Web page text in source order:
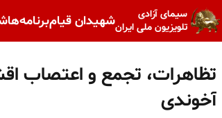
سیمای آزادی
تلویزیون ملی ایرانشهیدان قیامبرنامه‌ها
تظاهرات، تجمع و اعتصاب
آخوندی